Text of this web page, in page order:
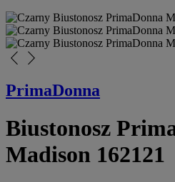
arrow_back_ios_new arrow_forward_ios
PrimaDonna
Biustonosz
Madison 162121